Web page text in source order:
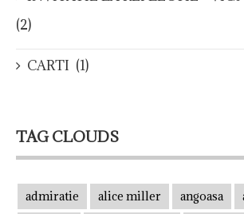
(2)
CARTI (1)
TAG CLOUDS
admiratie alice miller angoasa